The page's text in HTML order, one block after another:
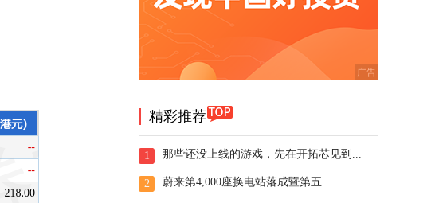
精彩推荐
1 那些还没上线的游戏，先在开拓芯见到...
2 蔚来第4,000座换电站落成暨第五...